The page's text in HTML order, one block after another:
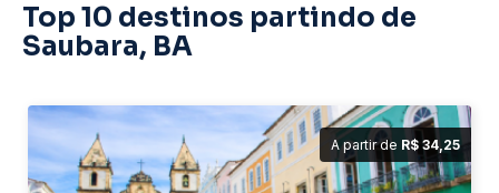
Top 10 destinos partindo de
Saubara, BA
A partir de R$ 34,25